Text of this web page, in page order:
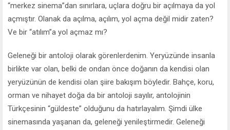
“merkez sinema”dan sınırlara, uçlara doğru bir açılmaya da yol
açmıştır. Olanak da açılma, açılım, yol açma değil midir zaten?
Ve bir “atılım”a yol açmaz mı?
Geleneği bir antoloji olarak görenlerdenim. Yeryüzünde insanla
birlikte var olan, belki de ondan önce doğanın da kendisi olan
yeryüzünün de kendisi olan şiire bakışım böyledir. Bahçe, koru,
orman ve nihayet doğa da bir antoloji sayılır, antolojinin
Türkçesinin “güldeste” olduğunu da hatırlayalım. Şimdi ülke
sinemasında yaşanan da, geleneği yenileştirmedir. Geleneği